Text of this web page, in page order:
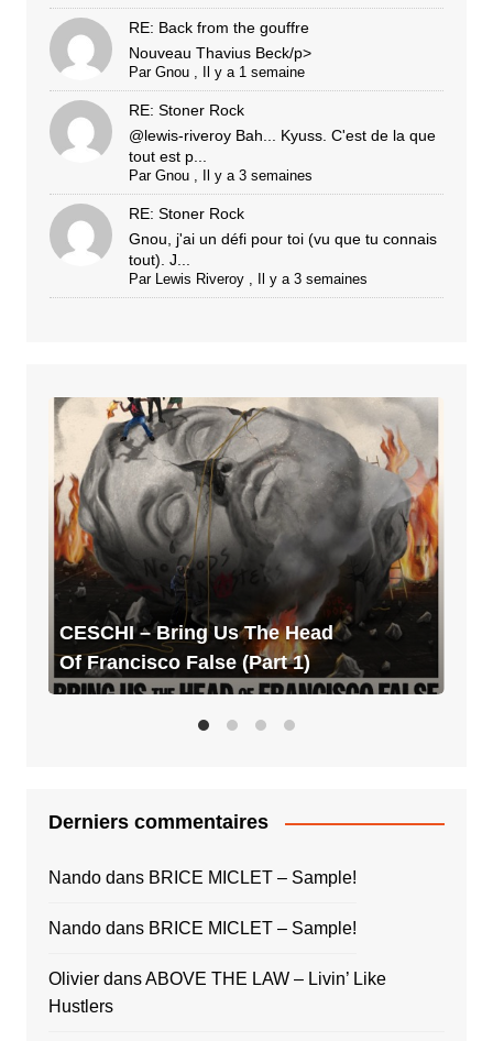
RE: Back from the gouffre
Nouveau Thavius Beck/p>
Par Gnou, Il y a 1 semaine
RE: Stoner Rock
@lewis-riveroy Bah... Kyuss. C'est de la que
tout est p...
Par Gnou, Il y a 3 semaines
RE: Stoner Rock
Gnou, j'ai un défi pour toi (vu que tu connais
tout). J...
Par Lewis Riveroy, Il y a 3 semaines
CESCHI
–
Bring
Us
The
Head
Of
Francisco
(Part
1)
CESCHI – Bring Us The Head
Of Francisco False (Part 1)
Derniers commentaires
Nandodans BRICE MICLET – Sample!
Nandodans BRICE MICLET – Sample!
OlivierdansABOVE THE LAW – Livin’ Like
Hustlers